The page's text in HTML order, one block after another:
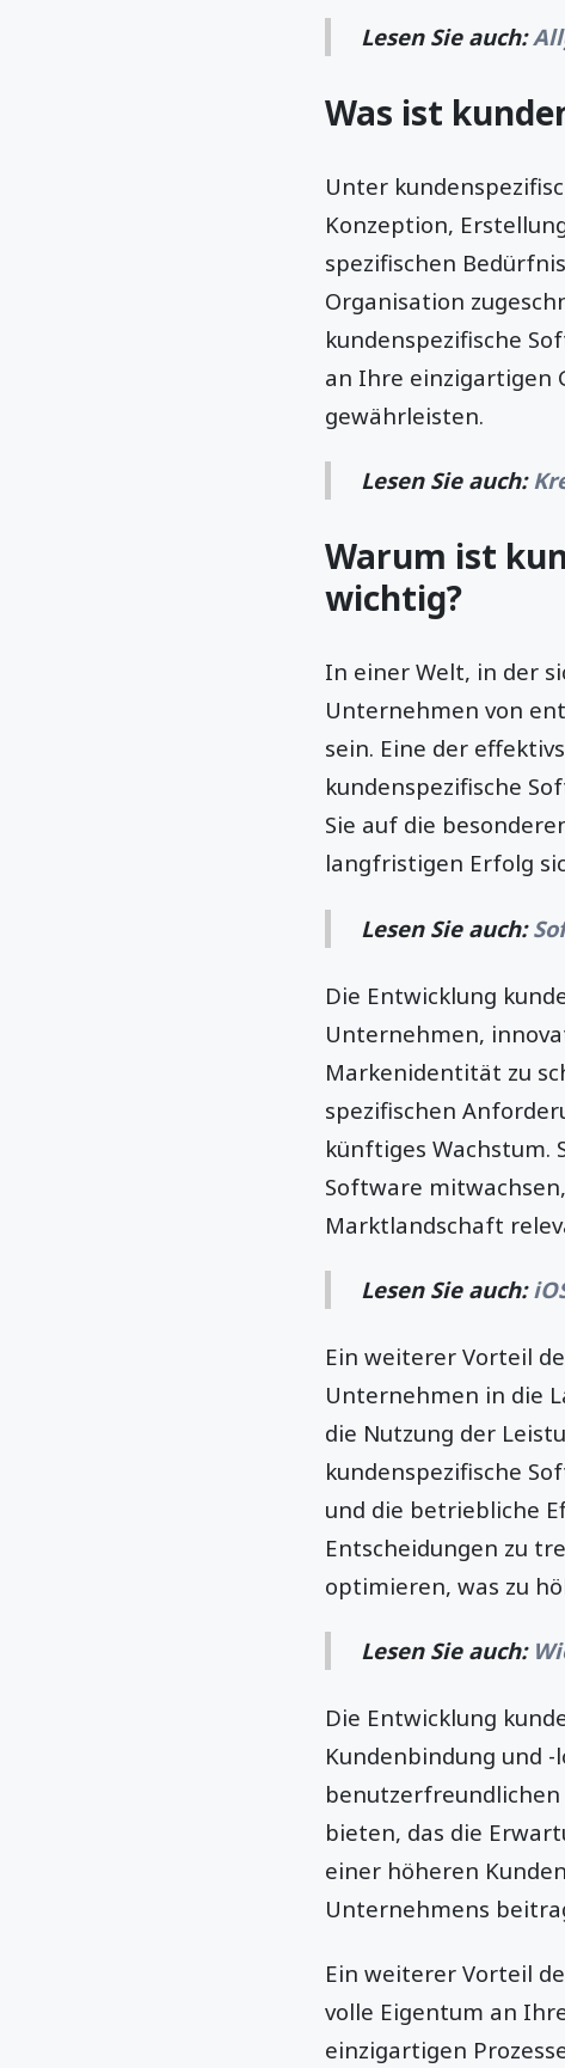
Lesen Sie auch:
Was ist
Unter
Konzeption,
spezifischen
Organisation
kundenspezifische
an Ihre einzigartigen
gewährleisten.
Lesen Sie auch:
Warum ist
wichtig?
In einer Welt, in der
Unternehmen von
sein. Eine der
kundenspezifische
Sie auf die
langfristigen Erfolg
Lesen Sie auch:
Die Entwicklung
Unternehmen,
Markenidentität zu
spezifischen
künftiges
Software
Marktlandschaft
Lesen Sie auch:
Ein weiterer Vorteil
Unternehmen in die
die Nutzung der
kundenspezifische
und die betriebliche
Entscheidungen zu
optimieren, was zu
Lesen Sie auch:
Die Entwicklung
Kundenbindung und
bieten, das die
einer höheren
Unternehmens
Ein weiterer Vorteil
volle Eigentum an
einzigartigen